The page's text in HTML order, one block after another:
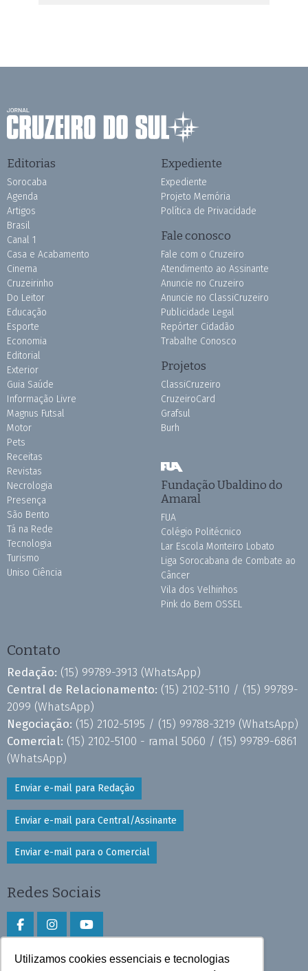
Utilizamos cookies essenciais e tecnologias
Editorias
Sorocaba
Agenda
Artigos
Brasil
Canal 1
Casa e Acabamento
Cinema
Cruzeirinho
Do Leitor
Educação
Esporte
Economia
Editorial
Exterior
Guia Saúde
Informação Livre
Magnus Futsal
Motor
Pets
Receitas
Revistas
Necrologia
Presença
São Bento
Tá na Rede
Tecnologia
Turismo
Uniso Ciência
Expediente
Expediente
Projeto Memória
Política de Privacidade
Fale conosco
Fale com o Cruzeiro
Atendimento ao Assinante
Anuncie no Cruzeiro
Anuncie no ClassiCruzeiro
Publicidade Legal
Repórter Cidadão
Trabalhe Conosco
Projetos
ClassiCruzeiro
CruzeiroCard
Grafsul
Burh
Fundação Ubaldino do
Amaral
FUA
Colégio Politécnico
Lar Escola Monteiro Lobato
Liga Sorocabana de Combate ao
Câncer
Vila dos Velhinhos
Pink do Bem OSSEL
Contato
Redação: (15) 99789-3913 (WhatsApp)
Central de Relacionamento: (15) 2102-5110 / (15) 99789-
2099 (WhatsApp)
Negociação: (15) 2102-5195 / (15) 99788-3219 (WhatsApp)
Comercial: (15) 2102-5100 - ramal 5060 / (15) 99789-6861
(WhatsApp)
Enviar e-mail para Redação
Enviar e-mail para Central/Assinante
Enviar e-mail para o Comercial
Redes Sociais
Faça download do aplicativo